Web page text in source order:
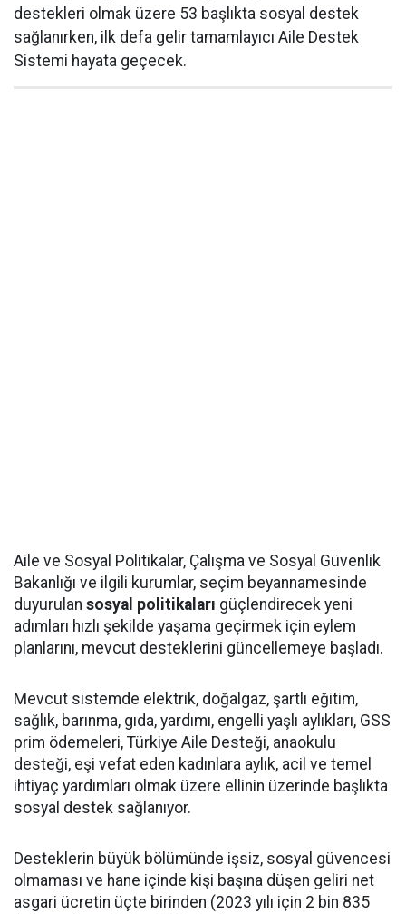
destekleri olmak üzere 53 başlıkta sosyal destek
sağlanırken, ilk defa gelir tamamlayıcı Aile Destek
Sistemi hayata geçecek.
Aile ve Sosyal Politikalar, Çalışma ve Sosyal Güvenlik
Bakanlığı ve ilgili kurumlar, seçim beyannamesinde
duyurulan sosyal politikaları güçlendirecek yeni
adımları hızlı şekilde yaşama geçirmek için eylem
planlarını, mevcut desteklerini güncellemeye başladı.
Mevcut sistemde elektrik, doğalgaz, şartlı eğitim,
sağlık, barınma, gıda, yardımı, engelli yaşlı aylıkları, GSS
prim ödemeleri, Türkiye Aile Desteği, anaokulu
desteği, eşi vefat eden kadınlara aylık, acil ve temel
ihtiyaç yardımları olmak üzere ellinin üzerinde başlıkta
sosyal destek sağlanıyor.
Desteklerin büyük bölümünde işsiz, sosyal güvencesi
olmaması ve hane içinde kişi başına düşen geliri net
asgari ücretin üçte birinden (2023 yılı için 2 bin 835